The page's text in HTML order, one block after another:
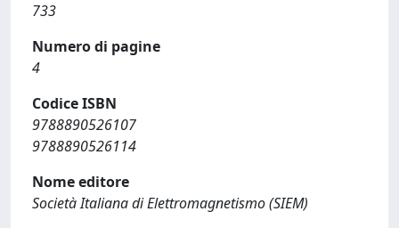
733
Numero di pagine
4
Codice ISBN
9788890526107
9788890526114
Nome editore
Società Italiana di Elettromagnetismo (SIEM)